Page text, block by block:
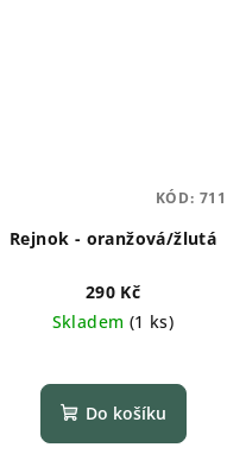
Rejnok - oranžová/žlutá
290 Kč
Skladem (1 ks)
Do košíku
KÓD: 711